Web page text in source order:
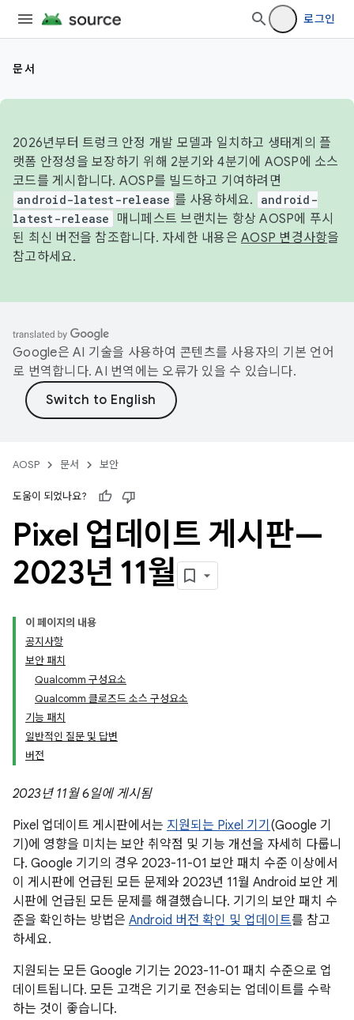
로그인
문서
2026년부터 트렁크 안정 개발 모델과 일치하고 생태계의 플
랫폼 안정성을 보장하기 위해 2분기와 4분기에 AOSP에 소스
코드를 게시합니다. AOSP를 빌드하고 기여하려면
android-latest-release 를 사용하세요.
android-
latest-release
매니페스트 브랜치는 항상 AOSP에 푸시
된 최신 버전을 참조합니다. 자세한 내용은 AOSP 변경사항을
참고하세요.
Google은 AI 기술을 사용하여 콘텐츠를 사용자의 기본 언어
로 번역합니다. AI 번역에는 오류가 있을 수 있습니다.
AOSP 문서 보안
도움이 되었나요?
Pixel 업데이트 게시판—
2023년 11월
이 페이지의 내용
공지사항
보안 패치
Qualcomm 구성요소
Qualcomm 클로즈드 소스 구성요소
기능 패치
일반적인 질문 및 답변
버전
2023년 11월 6일에 게시됨
Pixel 업데이트 게시판에서는 지원되는 Pixel 기기 (Google 기
기)에 영향을 미치는 보안 취약점 및 기능 개선을 자세히 다룹니
다. Google 기기의 경우 2023-11-01 보안 패치 수준 이상에서
이 게시판에 언급된 모든 문제와 2023년 11월 Android 보안 게
시판에 언급된 모든 문제를 해결했습니다. 기기의 보안 패치 수
준을 확인하는 방법은 Android 버전 확인 및 업데이트를 참고
하세요.
지원되는 모든 Google 기기는 2023-11-01 패치 수준으로 업
데이트됩니다. 모든 고객은 기기로 전송되는 업데이트를 수락
하는 것이 좋습니다.